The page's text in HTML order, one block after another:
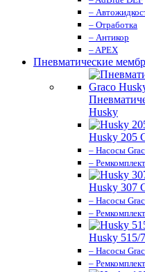
–
– Отработка
– Антикор
– APEX
Пневматические
Husky
Husky 205
– Насосы
–
Husky 307
– Насосы
–
Husky 515/
– Насосы
–